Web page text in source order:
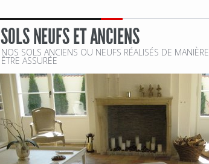
SOLS NEUFS ET ANCIENS
NOS SOLS ANCIENS OU NEUFS RÉALISÉS DE
ÊTRE ASSURÉE